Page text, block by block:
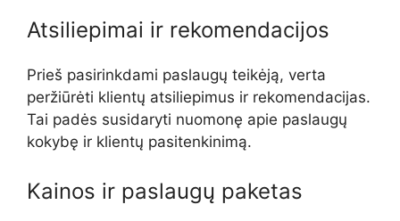
Atsiliepimai ir rekomendacijos
Prieš pasirinkdami paslaugų teikėją, verta
peržiūrėti klientų atsiliepimus ir rekomendacijas.
Tai padės susidaryti nuomonę apie paslaugų
kokybę ir klientų pasitenkinimą.
Kainos ir paslaugų paketas